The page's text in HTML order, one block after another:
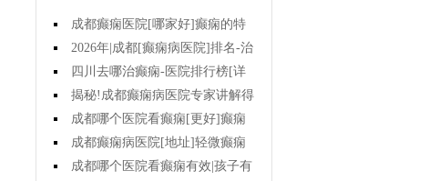
成都癫痫医院[哪家好]癫痫的特
征是什么?
2026年|成都[癫痫病医院]排名-治
疗儿童癫痫好?
四川去哪治癫痫-医院排行榜[详
细排名]小儿癫痫如何治疗?
揭秘!成都癫痫病医院专家讲解得
癫痫治疗要多少钱?
成都哪个医院看癫痫[更好]癫痫
病人容易有什么心理?
成都癫痫病医院[地址]轻微癫痫
有治疗的必要吗?
成都哪个医院看癫痫有效|孩子有